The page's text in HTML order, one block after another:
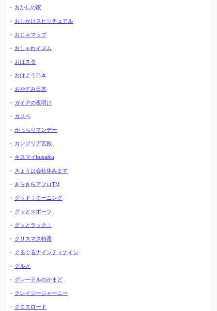
おかしの家
おしかけスピリチュアル
おじゃマップ
おしゃれイズム
おはスタ
おはよう日本
おやすみ日本
ガイアの夜明け
カスペ
がっちりマンデー
カンブリア宮殿
キスマイbusaiku
きょうは会社休みます
きらきらアフロTM
グッド！モーニング
グッとスポーツ
グッとラック！
クリスマス特番
ぐるぐるナインティナイン
グルメ
グレーテルのかまど
クレイジージャーニー
クロスロード